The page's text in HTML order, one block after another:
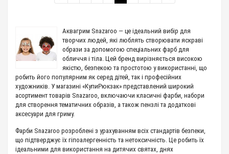
Аквагрим Snazaroo — це ідеальний вибір для
творчих людей, які люблять створювати яскраві
образи за допомогою спеціальних фарб для
обличчя і тіла. Цей бренд вирізняється високою
якістю, безпекою та простотою у використанні, що
робить його популярним як серед дітей, так і професійних
художників. У магазині «КупиРюкзак» представлений широкий
асортимент товарів Snazaroo, включаючи класичні фарби, набори
для створення тематичних образів, а також пензлі та додаткові
аксесуари для гриму.
Фарби Snazaroo розроблені з урахуванням всіх стандартів безпеки,
що підтверджує їх гіпоалергенність та нетоксичність. Це робить їх
ідеальними для використання на дитячих святах, днях